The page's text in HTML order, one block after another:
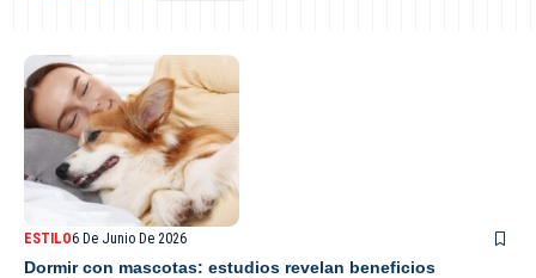
ESTILO6 De Junio De 2026
Dormir con mascotas: estudios revelan beneficios